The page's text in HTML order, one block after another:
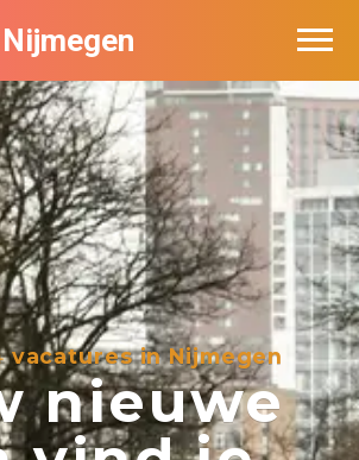
vacatures in Nijmegen
nieuwe
in Nijmegen